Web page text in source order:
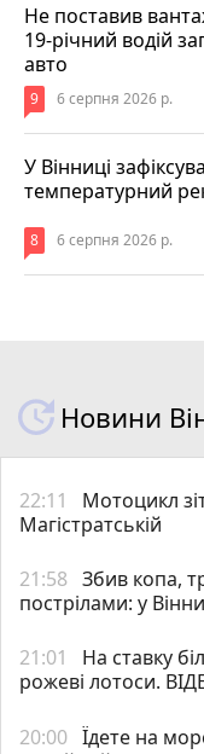
Не поставив
19-річний водій
авто
9 6 серпня 2026 р.
У Вінниці
температурний
8 6 серпня 2026 р.
Новини
22:11
Мотоцикл
Магістратській
21:58 Збив копа,
пострілами: у
21:01
На ставку
рожеві лотоси.
20:00 Їдете на